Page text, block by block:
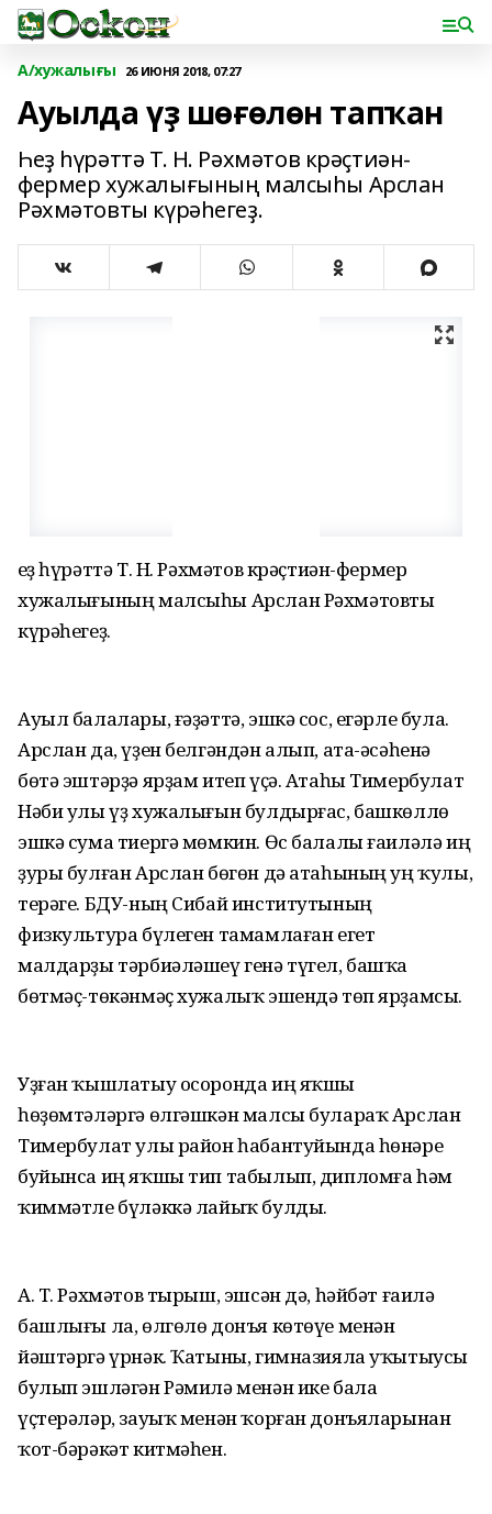
А/хужалығы 26 ИЮНЯ 2018, 07:27
Ауылда үҙ шөғөлөн тапҡан
Һеҙ һүрәттә Т. Н. Рәхмәтов крәҫтиән-
фермер хужалығының малсыһы Арслан
Рәхмәтовты күрәһегеҙ.
Һеҙ һүрәттә Т. Н. Рәхмәтов крәҫтиән-фермер
хужалығының малсыһы Арслан Рәхмәтовты
күрәһегеҙ.
Ауыл балалары, ғәҙәттә, эшкә сос, егәрле була.
Арслан да, үҙен белгәндән алып, ата-әсәһенә
бөтә эштәрҙә ярҙам итеп үҫә. Атаһы Тимербулат
Нәби улы үҙ хужалығын булдырғас, башкөллө
эшкә сума тиергә мөмкин. Өс балалы ғаиләлә иң
ҙуры булған Арслан бөгөн дә атаһының уң ҡулы,
терәге. БДУ-ның Сибай институтының
физкультура бүлеген тамамлаған егет
малдарҙы тәрбиәләшеү генә түгел, башҡа
бөтмәҫ-төкәнмәҫ хужалыҡ эшендә төп ярҙамсы.
Уҙған ҡышлатыу осоронда иң яҡшы
һөҙөмтәләргә өлгәшкән малсы булараҡ Арслан
Тимербулат улы район һабантуйында һөнәре
буйынса иң яҡшы тип табылып, дипломға һәм
ҡиммәтле бүләккә лайыҡ булды.
А. Т. Рәхмәтов тырыш, эшсән дә, һәйбәт ғаилә
башлығы ла, өлгөлө донъя көтөүе менән
йәштәргә үрнәк. Ҡатыны, гимназияла уҡытыусы
булып эшләгән Рәмилә менән ике бала
үҫтерәләр, зауыҡ менән ҡорған донъяларынан
ҡот-бәрәкәт китмәһен.